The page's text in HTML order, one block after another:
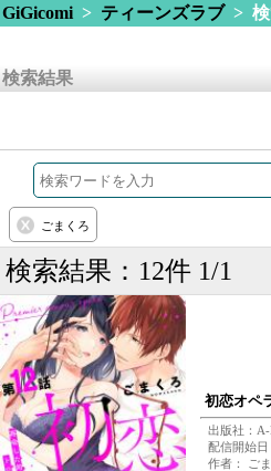
GiGicomi> ティーンズラブ> 検
検索結果
ごまくろ
検索結果：12件 1/1
初恋オペ
出版社：
配信開始
作者： ご